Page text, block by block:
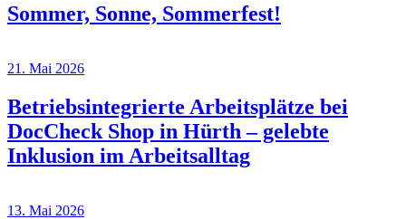
Sommer, Sonne, Sommerfest!
21. Mai 2026
Betriebsintegrierte Arbeitsplätze bei
DocCheck Shop in Hürth – gelebte
Inklusion im Arbeitsalltag
13. Mai 2026